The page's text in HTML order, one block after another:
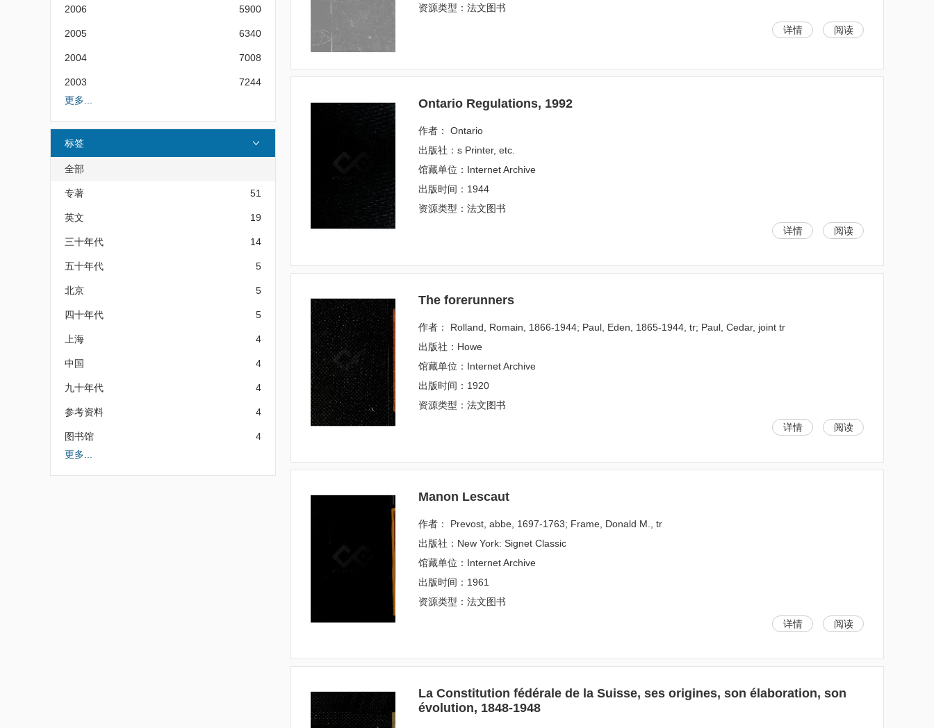
2006 5900
2005 6340
2004 7008
2003
7244
更多...
标签
全部
专著 51
英文 19
三十年代 14
五十年代 5
北京 5
四十年代 5
上海 4
中国 4
九十年代 4
参考资料 4
图书馆
4
更多...
资源类型：法文图书
详情
阅读
Ontario Regulations, 1992
作者： Ontario
出版社：s Printer, etc.
馆藏单位：Internet Archive
出版时间：1944
资源类型：法文图书
详情
阅读
The forerunners
作者： Rolland, Romain, 1866-1944; Paul, Eden, 1865-1944, tr; Paul, Cedar, joint tr
出版社：Howe
馆藏单位：Internet Archive
出版时间：1920
资源类型：法文图书
详情
阅读
Manon Lescaut
作者： Prevost, abbe, 1697-1763; Frame, Donald M., tr
出版社：New York: Signet Classic
馆藏单位：Internet Archive
出版时间：1961
资源类型：法文图书
详情
阅读
La Constitution fédérale de la Suisse, ses origines, son élaboration, son
évolution, 1848-1948